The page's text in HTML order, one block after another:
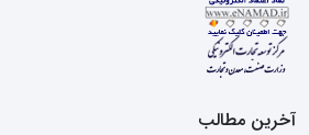
آخرین مطالب